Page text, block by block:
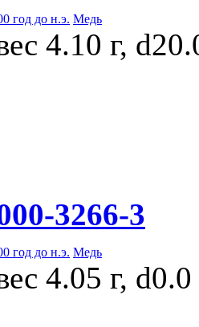
год до н.э. Медь
4.10 г,
3266-3
год до н.э. Медь
4.05 г,